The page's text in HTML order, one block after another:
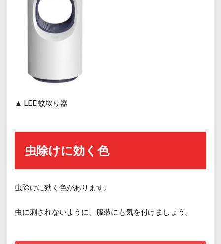
▲ LED蚊取り器
虫除けに効く色
虫除けに効く色があります。
虫に刺されないように、服装にも気を付けましょう。